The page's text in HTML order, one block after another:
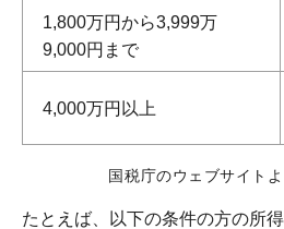
1,800万円から3,999万
9,000円まで
4,000万円以上
国税庁のウェブサイト
たとえば、以下の条件の方の所